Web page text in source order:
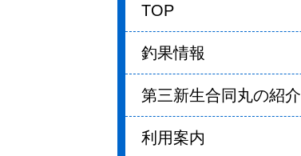
TOP
釣果情報
第三新生合同丸の紹介
利用案内